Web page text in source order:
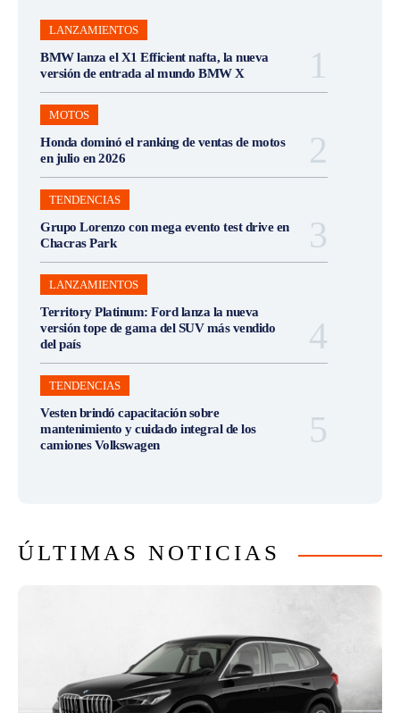
LANZAMIENTOS
BMW lanza el X1 Efficient nafta, la nueva
versión de entrada al mundo BMW X
MOTOS
Honda dominó el ranking de ventas de motos
en julio en 2026
TENDENCIAS
Grupo Lorenzo con mega evento test drive en
Chacras Park
LANZAMIENTOS
Territory Platinum: Ford lanza la nueva
versión tope de gama del SUV más vendido
del país
TENDENCIAS
Vesten brindó capacitación sobre
mantenimiento y cuidado integral de los
camiones Volkswagen
ÚLTIMAS NOTICIAS